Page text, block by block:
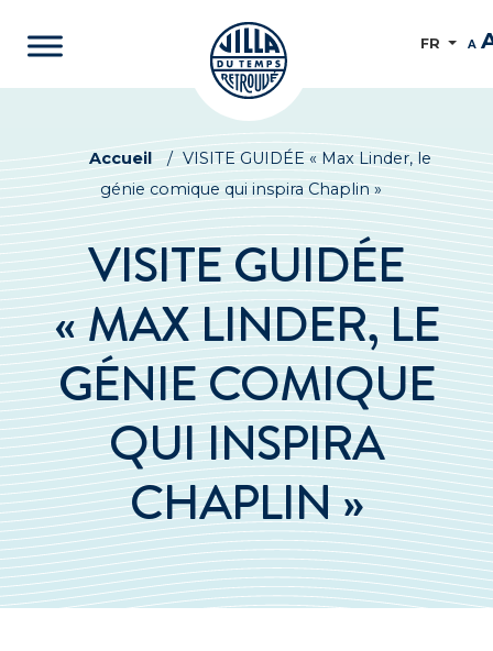
FR A
Accueil / VISITE GUIDÉE « Max Linder, le
génie comique qui inspira Chaplin »
VISITE GUIDÉE
« MAX LINDER, LE
GÉNIE COMIQUE
QUI INSPIRA
CHAPLIN »